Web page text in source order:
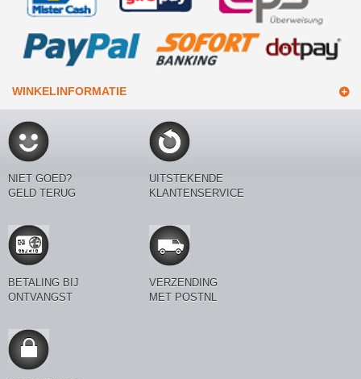
WINKELINFORMATIE
NIET GOED?
GELD TERUG
UITSTEKENDE
KLANTENSERVICE
BETALING BIJ
ONTVANGST
VERZENDING
MET POSTNL